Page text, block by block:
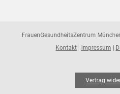
FrauenGesundheitsZentrum
Kontakt| Impressum
Vertrag